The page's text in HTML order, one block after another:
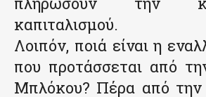
καπιταλισμού.
Λοιπόν, ποιά είναι η
που προτάσσεται από
Μπλόκου? Πέρα από την